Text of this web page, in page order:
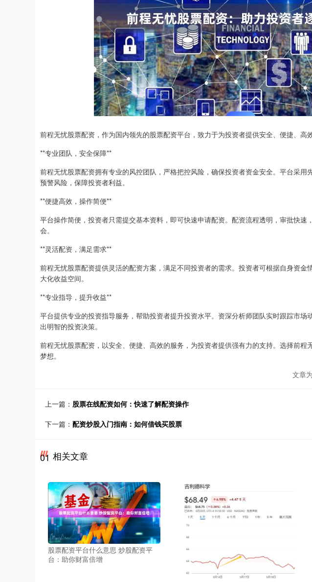
前程无忧股票配资，作为国内领先的股票配资平台，致力于为投资者提供安全、便捷、高
**专业团队，安全保障**
前程无忧股票配资拥有专业的风控团队，严格把控风险，确保投资者资金安全。平台采用
预警风险，保障投资者利益。
**便捷高效，操作简便**
平台操作简便，投资者只需提交基本资料，即可快速申请配资。配资流程透明，审批快速
会。
**灵活配资，满足需求**
前程无忧股票配资提供灵活的配资方案，满足不同投资者的需求。投资者可根据自身资金
大化收益空间。
**专业指导，提升收益**
平台提供专业的投资指导服务，帮助投资者提升投资水平。资深分析师团队实时跟踪市场
出明智的投资决策。
前程无忧股票配资，以安全、便捷、高效的服务，为投资者提供强有力的支持。选择前程
梦想。
文章
上一篇： 股票在线配资如何：快速了解配资操作
下一篇： 配资炒股入门指南：如何借钱买股票
01 相关文章
股票配资平台什么意思 炒股配资平
台：助你财富倍增